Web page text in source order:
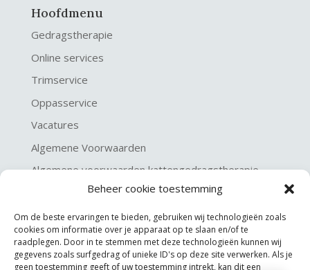
Beheer cookie toestemming
Om de beste ervaringen te bieden, gebruiken wij technologieën zoals
cookies om informatie over je apparaat op te slaan en/of te
raadplegen. Door in te stemmen met deze technologieën kunnen wij
gegevens zoals surfgedrag of unieke ID's op deze site verwerken. Als je
geen toestemming geeft of uw toestemming intrekt, kan dit een
Hoofdmenu
Gedragstherapie
Online services
Trimservice
Oppasservice
Vacatures
Algemene Voorwaarden
Algemene voorwaarden kattengedragstherapie
Privacy verklaring
Disclaimer & Copyright